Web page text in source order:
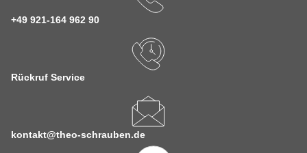
+49 921-164 962 90
Rückruf Service
kontakt@theo-schrauben.de